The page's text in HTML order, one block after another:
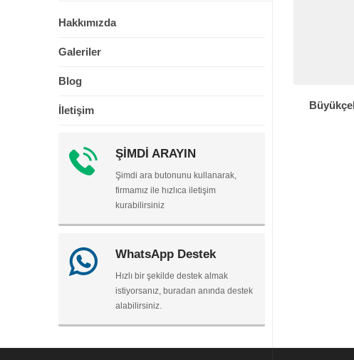
Hakkımızda
Galeriler
Blog
İletişim
ŞİMDİ ARAYIN
Şimdi ara butonunu kullanarak,
firmamız ile hızlıca iletişim
kurabilirsiniz
WhatsApp Destek
Hızlı bir şekilde destek almak
istiyorsanız, buradan anında destek
alabilirsiniz.